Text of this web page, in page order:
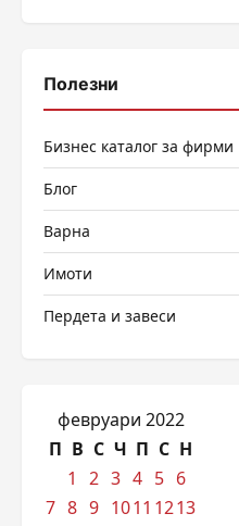
Полезни
Бизнес каталог за фирми
Блог
Варна
Имоти
Пердета и завеси
февруари 2022
П В С Ч П С Н
1
2 3 4 5 6
7 8 9 1011 1213